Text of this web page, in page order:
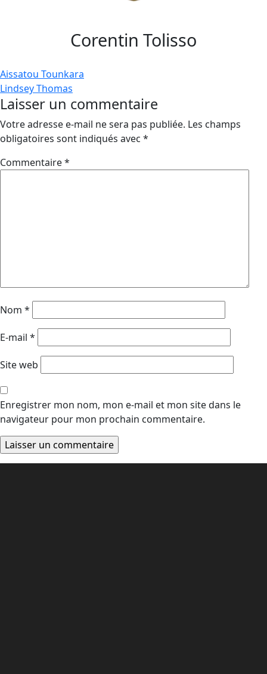
Corentin Tolisso
Navigation
de
l’article
Aissatou Tounkara
Lindsey Thomas
Laisser un commentaire
Votre adresse e-mail ne sera pas publiée. Les champs
obligatoires sont indiqués avec *
Commentaire*
Nom *
E-mail *
Site web
Enregistrer mon nom, mon e-mail et mon site dans le
navigateur pour mon prochain commentaire.